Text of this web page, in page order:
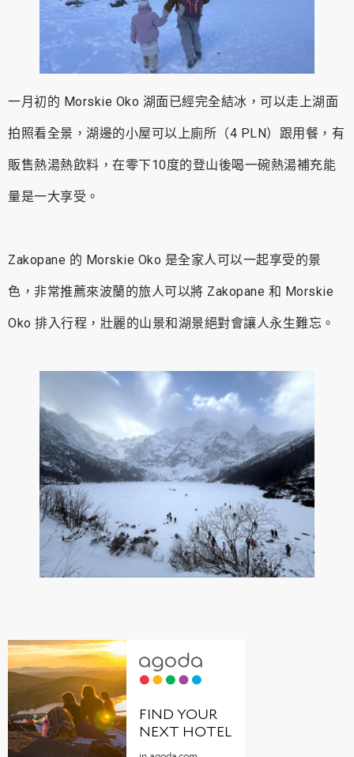
一月初的 Morskie Oko 湖面已經完全結冰，可以走上湖面
拍照看全景，湖邊的小屋可以上廁所（4 PLN）跟用餐，有
販售熱湯熱飲料，在零下10度的登山後喝一碗熱湯補充能
量是一大享受。
Zakopane 的 Morskie Oko 是全家人可以一起享受的景
色，非常推薦來波蘭的旅人可以將 Zakopane 和 Morskie
Oko 排入行程，壯麗的山景和湖景絕對會讓人永生難忘。